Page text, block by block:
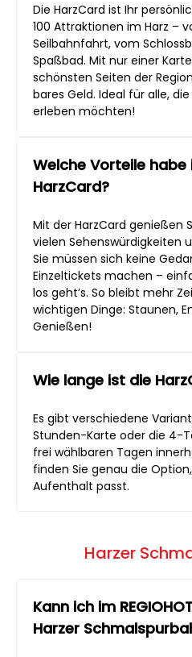
Die HarzCard ist Ihr
100 Attraktionen im Harz –
Seilbahnfahrt, vom
Spaßbad. Mit nur einer
schönsten Seiten der
bares Geld. Ideal für alle,
erleben möchten!
Welche Vorteile
HarzCard?
Mit der HarzCard genießen
vielen Sehenswürdigkeiten
Sie müssen sich keine
Einzeltickets machen –
los geht’s. So bleibt mehr
wichtigen Dinge: Staunen,
Genießen!
Wie lange ist die
Es gibt verschiedene
Stunden-Karte oder die 4-
frei wählbaren Tagen
finden Sie genau die
Aufenthalt passt.
Harzer
Kann ich im
Harzer